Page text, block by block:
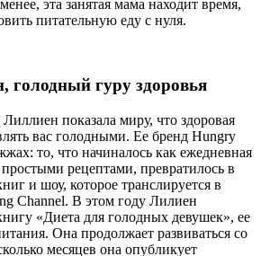
эта занятая мама находит время,
питательную еду с нуля.
голодный гуру здоровья
Лиллиен показала миру, что здоровая
вас голодными. Ее бренд Hungry
то, что начиналось как ежедневная
рецептами, превратилось в
и шоу, которое транслируется в
Channel. В этом году Лилиен
«Диета для голодных девушек», ее
Она продолжает развиваться со
месяцев она опубликует